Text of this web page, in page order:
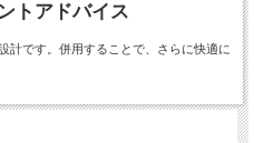
トアドバイス
計です。併用することで、さらに快適に